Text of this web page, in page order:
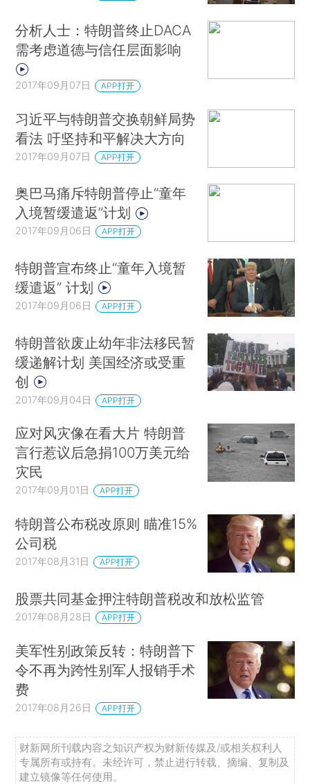
分析人士：特朗普终止DACA
需考虑道德与信任层面影响
2017年09月07日 APP打开
习近平与特朗普交换朝鲜局势
看法 吁坚持和平解决大方向
2017年09月07日 APP打开
奥巴马痛斥特朗普停止“童年
入境暂缓遣返”计划
2017年09月06日 APP打开
特朗普宣布终止“童年入境暂
缓遣返” 计划
2017年09月06日 APP打开
特朗普欲废止幼年非法移民暂
缓递解计划 美国经济或受重
创
2017年09月04日 APP打开
应对风灾像在看大片 特朗普
言行惹议后急捐100万美元给
灾民
2017年09月01日 APP打开
特朗普公布税改原则 瞄准15%
公司税
2017年08月31日 APP打开
股票共同基金押注特朗普税改和放松监管
2017年08月28日 APP打开
美军性别政策反转：特朗普下
令不再为跨性别军人报销手术
费
2017年08月26日 APP打开
财新网所刊载内容之知识产权为财新传媒及/或相关权利人
专属所有或持有。未经许可，禁止进行转载、摘编、复制及
建立镜像等任何使用。